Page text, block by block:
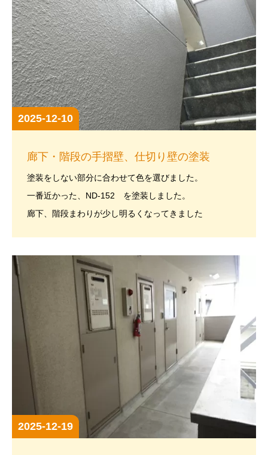
2025-12-10
廊下・階段の手摺壁、仕切り壁の塗装
塗装をしない部分に合わせて色を選びました。
一番近かった、ND-152 を塗装しました。
廊下、階段まわりが少し明るくなってきました
2025-12-19